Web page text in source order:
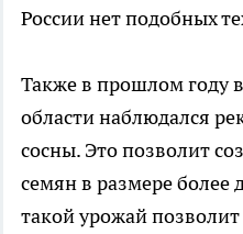
России нет подобных
Также в прошлом году
области наблюдался
сосны. Это позволит
семян в размере более
такой урожай